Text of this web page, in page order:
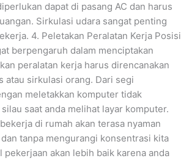
dapat di pasang AC dan harus
Sirkulasi udara sangat penting
4. Peletakan Peralatan Kerja Posisi
berpengaruh dalam menciptakan
peralatan kerja harus direncanakan
atau sirkulasi orang. Dari segi
meletakkan komputer tidak
saat anda melihat layar komputer.
di rumah akan terasa nyaman
tanpa mengurangi konsentrasi kita
akan lebih baik karena anda